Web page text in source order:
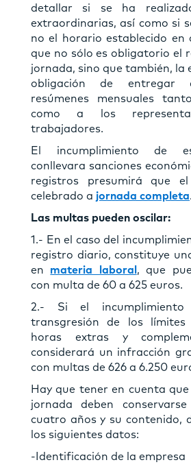
detallar si se ha
extraordinarias, así como si
no el horario establecido en
que no sólo es obligatorio el
jornada, sino que también, la
obligación de entregar
resúmenes mensuales
como a los
trabajadores.
El incumplimiento de
conllevara sanciones
registros presumirá que
celebrado a jornada completa.
Las multas pueden oscilar:
1.- En el caso del
registro diario, constituye
en materia laboral , que
con multa de 60 a 625 euros.
2.- Si el
transgresión de los
horas extras y
considerará un infracción
con multas de 626 a 6.250
Hay que tener en cuenta
jornada deben
cuatro años y su contenido,
los siguientes datos:
-Identificación de la empresa